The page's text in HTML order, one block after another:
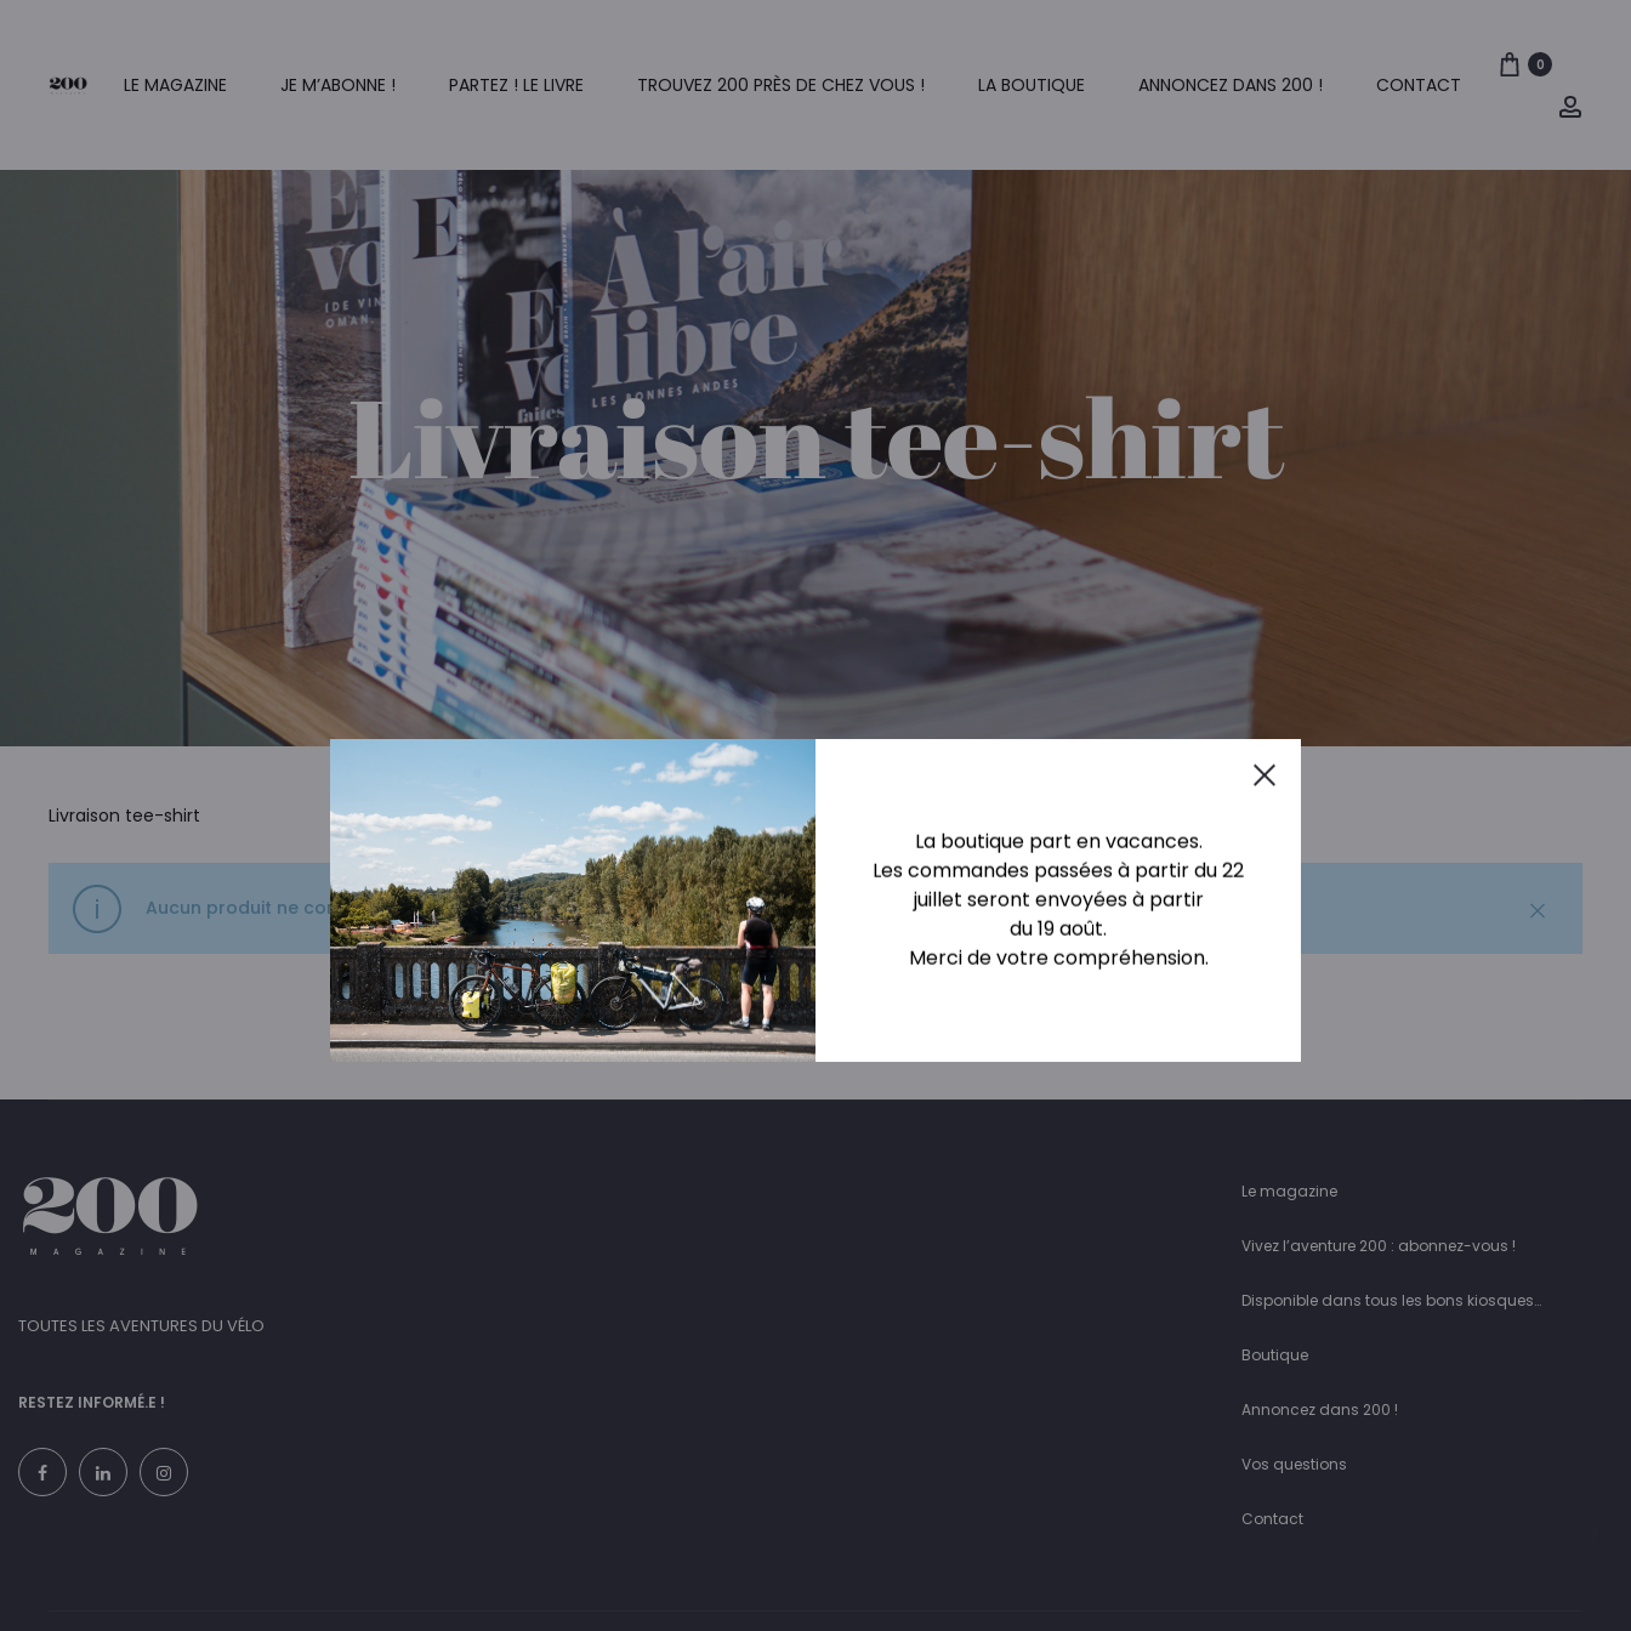
LE MAGAZINE JE M’ABONNE ! PARTEZ ! LE LIVRE TROUVEZ 200 PRÈS DE CHEZ VOUS ! LA BOUTIQUE ANNONCEZ DANS 200 ! CONTACT
0
Livraison tee-shirt
Livraison tee-shirt
Aucun produit ne correspond à votre sélection.
TOUTES LES AVENTURES DU VÉLO
RESTEZ INFORMÉ.E !
Le magazine
Vivez l’aventure 200 : abonnez-vous !
Disponible dans tous les bons kiosques…
Boutique
Annoncez dans 200 !
Vos questions
Contact
La boutique part en vacances.
Les commandes passées à partir du 22
juillet seront envoyées à partir
du 19 août.
Merci de votre compréhension.